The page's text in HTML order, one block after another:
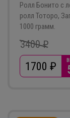
Ролл Бонито с
ролл Тоторо,
1000 грамм.
3400 ₽
1700 ₽